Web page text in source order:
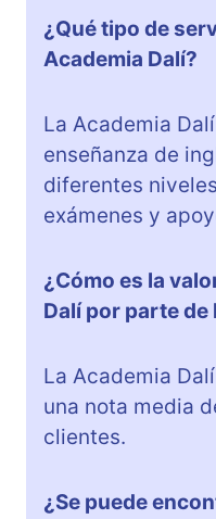
¿Qué tipo de
Academia Dalí?
La Academia
enseñanza de
diferentes
exámenes y
¿Cómo es la
Dalí por parte
La Academia
una nota media
clientes.
¿Se puede